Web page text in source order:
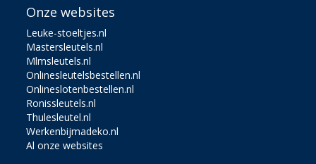
Onze websites
Leuke-stoeltjes.nl
Mastersleutels.nl
Mlmsleutels.nl
Onlinesleutelsbestellen.nl
Onlineslotenbestellen.nl
Ronissleutels.nl
Thulesleutel.nl
Werkenbijmadeko.nl
Al onze websites